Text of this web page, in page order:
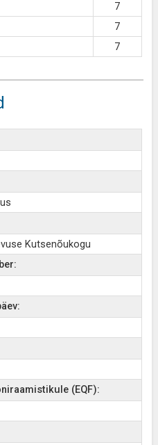
7
7
7
Kutsenõukogu
(EQF):